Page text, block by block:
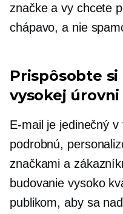
značke a vy chcete
chápavo, a nie
Prispôsobte si
vysokej úrovni
E-mail je jedinečný
podrobnú,
značkami a
budovanievysoko
publikom, aby sa